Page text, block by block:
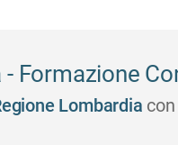
Formazione
Lombardia